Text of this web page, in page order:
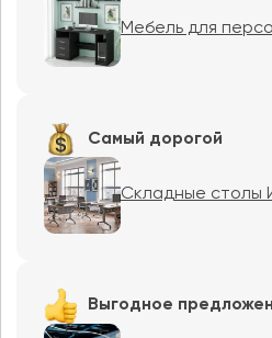
Мебель для
Самый дорогой
Складные столы
Выгодное